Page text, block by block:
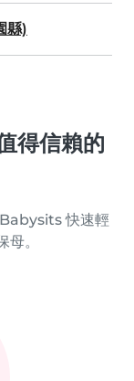
縣)
得信賴的
快速輕
。